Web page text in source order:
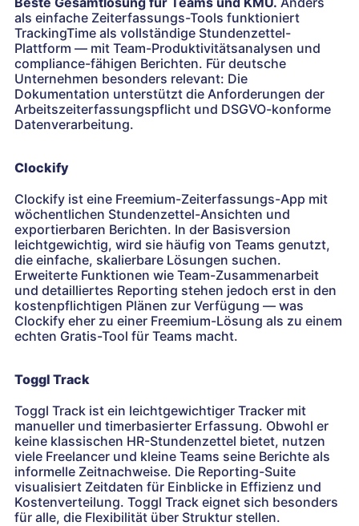
als einfache Zeiterfassungs-Tools funktioniert
TrackingTime als vollständige Stundenzettel-
Plattform — mit Team-Produktivitätsanalysen und
compliance-fähigen Berichten. Für deutsche
Unternehmen besonders relevant: Die
Dokumentation unterstützt die Anforderungen der
Arbeitszeiterfassungspflicht und DSGVO-konforme
Datenverarbeitung.
Clockify
Clockify ist eine Freemium-Zeiterfassungs-App mit
wöchentlichen Stundenzettel-Ansichten und
exportierbaren Berichten. In der Basisversion
leichtgewichtig, wird sie häufig von Teams genutzt,
die einfache, skalierbare Lösungen suchen.
Erweiterte Funktionen wie Team-Zusammenarbeit
und detailliertes Reporting stehen jedoch erst in den
kostenpflichtigen Plänen zur Verfügung — was
Clockify eher zu einer Freemium-Lösung als zu einem
echten Gratis-Tool für Teams macht.
Toggl Track
Toggl Track ist ein leichtgewichtiger Tracker mit
manueller und timerbasierter Erfassung. Obwohl er
keine klassischen HR-Stundenzettel bietet, nutzen
viele Freelancer und kleine Teams seine Berichte als
informelle Zeitnachweise. Die Reporting-Suite
visualisiert Zeitdaten für Einblicke in Effizienz und
Kostenverteilung. Toggl Track eignet sich besonders
für alle, die Flexibilität über Struktur stellen.